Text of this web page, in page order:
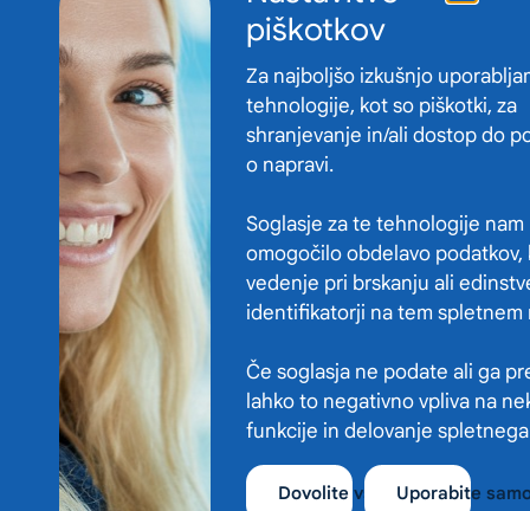
piškotkov
Za najboljšo izkušnjo
tehnologije, kot so piškotki, za
shranjevanje in/ali dostop do
o napravi.
Soglasje za te tehnologije nam
omogočilo obdelavo podatkov,
vedenje pri brskanju ali
identifikatorji na tem spletnem
Če soglasja ne podate ali ga
lahko to negativno vpliva na
funkcije in delovanje
Dovolite vse Uporabite
Zdravstveni dom Ilirska Bistrica
Gregorčičeva ulica 8
6250 Ilirska Bistrica
Prikažite pot na zemljevidu
05 711 21 00
informacije@zdib.si